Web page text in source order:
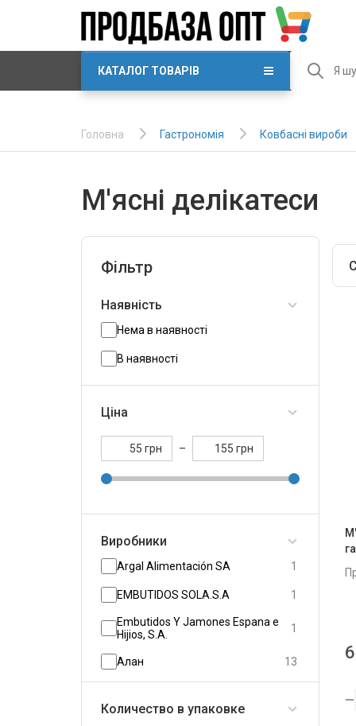
КАТАЛОГ ТОВАРІВ
Головна Гастрономія Ковбасні вироби
М'ясні делікатеси
Фільтр
Наявність
Нема в наявності
В наявності
Ціна
грн – грн
Виробники
Argal Alimentación SA 1
EMBUTIDOS SOLA.S.A 1
Embutidos Y Jamones Espana e
Hijios, S.A.
1
Алан 13
Количество в упаковке